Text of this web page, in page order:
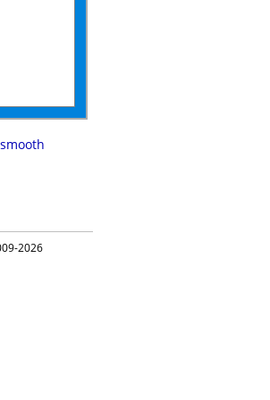
smooth
2026